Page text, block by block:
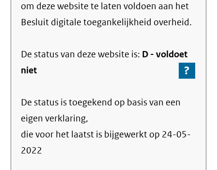
om deze website te laten voldoen aan het
Besluit digitale toegankelijkheid overheid.
De status van dezewebsite is: D -voldoet
niet
?
Ga
over
De status is toegekend op basis van een
eigen verklaring,
die voor het laatst is bijgewerkt op 24-05-
2022